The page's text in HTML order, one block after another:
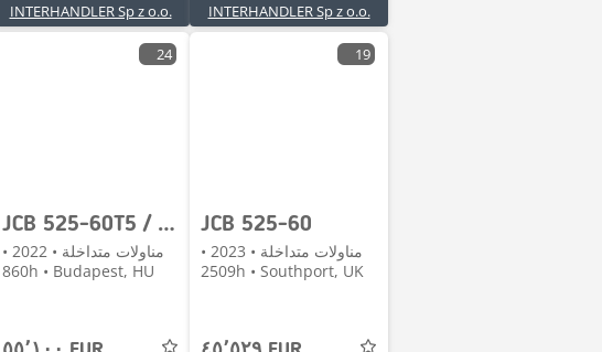
INTERHANDLER Sp z o.o.
INTERHANDLER Sp z o.o.
24
JCB 525-60T5 / 2022 / 860 MTH! / 2.5 T / Reach 6 m / j
مناولات متداخلة • 2022 •
860h • Budapest, HU
19
JCB 525-60
مناولات متداخلة • 2023 •
2509h • Southport, UK